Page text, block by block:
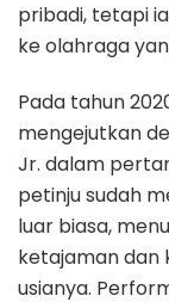
pribadi, tetapi
ke olahraga
Pada tahun
mengejutkan
Jr. dalam
petinju sudah
luar biasa,
ketajaman dan
usianya.